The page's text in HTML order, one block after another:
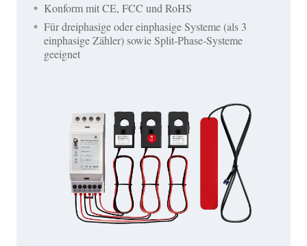
Konform mit CE, FCC und RoHS
Für dreiphasige oder einphasige Systeme (als 3
einphasige Zähler) sowie Split-Phase-Systeme
geeignet